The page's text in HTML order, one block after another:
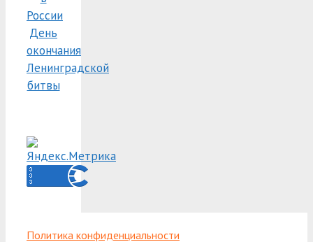
России
День
окончания
Ленинградской
битвы
Политика конфиденциальности